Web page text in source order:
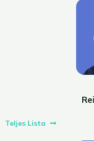
Teljes Lista